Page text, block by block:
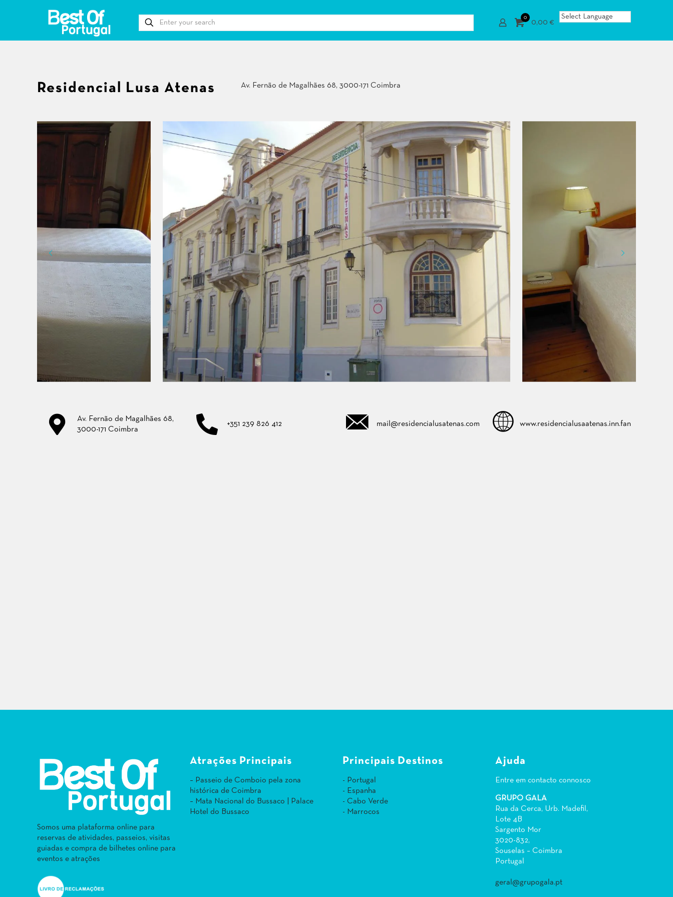
0
0,00 €
Residencial Lusa Atenas Av. Fernão de Magalhães 68, 3000-171 Coimbra
Av. Fernão de Magalhães 68,
3000-171 Coimbra
+351 239 826 412 mail@residencialusatenas.com www.residencialusaatenas.inn.fan
Somos uma plataforma online para
reservas de atividades, passeios, visitas
guiadas e compra de bilhetes online para
eventos e atrações
Atrações Principais
– Passeio de Comboio pela zona
histórica de Coimbra
– Mata Nacional do Bussaco | Palace
Hotel do Bussaco
Principais Destinos
- Portugal
- Espanha
- Cabo Verde
- Marrocos
Ajuda
Entre em contacto connosco
GRUPO GALA
Rua da Cerca, Urb. Madefil,
Lote 4B
Sargento Mor
3020-832,
Souselas – Coimbra
Portugal
geral@grupogala.pt